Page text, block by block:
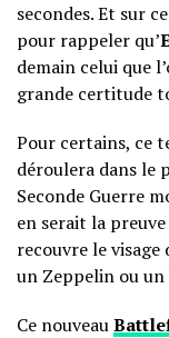
secondes. Et sur
pour rappeler qu’
demain celui que
grande certitude
Pour certains, ce
déroulera dans le
Seconde Guerre
en serait la
recouvre le
un Zeppelin ou un
Ce nouveau